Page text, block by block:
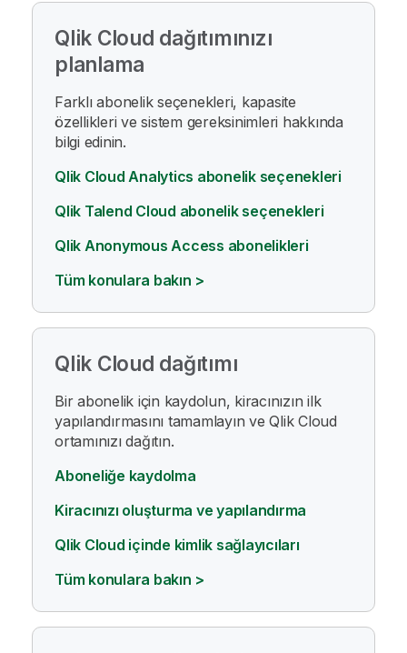
Qlik Cloud dağıtımınızı
planlama
Farklı abonelik seçenekleri, kapasite
özellikleri ve sistem gereksinimleri hakkında
bilgi edinin.
Qlik Cloud Analytics abonelik seçenekleri
Qlik Talend Cloud abonelik seçenekleri
Qlik Anonymous Access abonelikleri
Tüm konulara bakın >
Qlik Cloud dağıtımı
Bir abonelik için kaydolun, kiracınızın ilk
yapılandırmasını tamamlayın veQlik Cloud
ortamınızı dağıtın.
Aboneliğe kaydolma
Kiracınızı oluşturma ve yapılandırma
Qlik Cloud içinde kimlik sağlayıcıları
Tüm konulara bakın >